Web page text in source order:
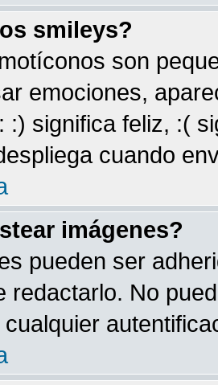
smileys?
son
emociones,
:) significa feliz, :(
cuando
imágenes?
pueden ser
redactarlo. No